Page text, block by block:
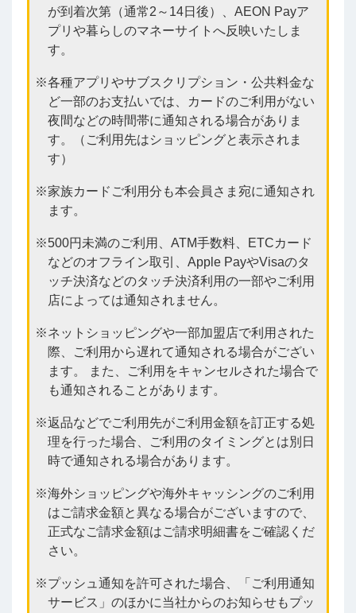
が到着次第（通常2～14日後）、AEON Payア
プリや暮らしのマネーサイトへ反映いたしま
す。
各種アプリやサブスクリプション・公共料金な
ど一部のお支払いでは、カードのご利用がない
夜間などの時間帯に通知される場合がありま
す。（ご利用先はショッピングと表示されま
す）
家族カードご利用分も本会員さま宛に通知され
ます。
500円未満のご利用、ATM手数料、ETCカード
などのオフライン取引、Apple PayやVisaのタ
ッチ決済などのタッチ決済利用の一部やご利用
店によっては通知されません。
ネットショッピングや一部加盟店で利用された
際、ご利用から遅れて通知される場合がござい
ます。 また、ご利用をキャンセルされた場合で
も通知されることがあります。
返品などでご利用先がご利用金額を訂正する処
理を行った場合、ご利用のタイミングとは別日
時で通知される場合があります。
海外ショッピングや海外キャッシングのご利用
はご請求金額と異なる場合がございますので、
正式なご請求金額はご請求明細書をご確認くだ
さい。
プッシュ通知を許可された場合、「ご利用通知
サービス」のほかに当社からのお知らせもプッ